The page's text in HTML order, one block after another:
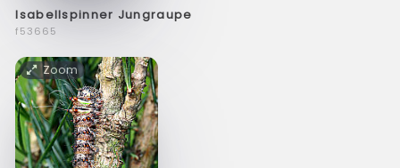
Isabellspinner Jungraupe
f53665
Zoom